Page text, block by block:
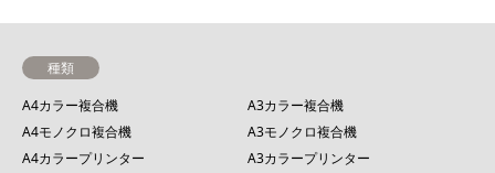
種類
A4カラー複合機
A3カラー複合機
A4モノクロ複合機
A3モノクロ複合機
A4カラープリンター
A3カラープリンター